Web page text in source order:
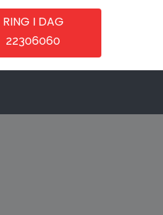
RING I DAG
22306060